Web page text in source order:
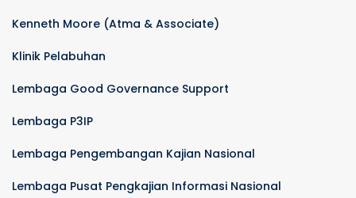
Kenneth Moore (Atma & Associate)
Klinik Pelabuhan
Lembaga Good Governance Support
Lembaga P3IP
Lembaga Pengembangan Kajian Nasional
Lembaga Pusat Pengkajian Informasi Nasional